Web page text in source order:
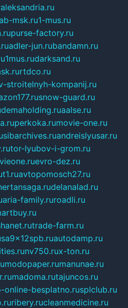
msk.ru1-mus.ru
purse-factory.ru
adler-jun.rubandamn.ru
1mus.rudarksand.ru
rtdco.ru
stroitelnyh-kompanij.ru
snow-guard.ru
demaholding.ruaalse.ru
perkoka.rumovie-one.ru
sibarchives.ruandreislyusar.ru
tor-lyubov-i-grom.ru
evro-dez.ru
avtopomosch27.ru
delanalad.ru
aria-family.ruroadli.ru
trade-farm.ru
autodamp.ru
nv750.rux-ton.ru
modopaper.rumanunae.ru
madoma.rutajuncos.ru
online-besplatno.rusplclub.ru
ribery.rucleanmedicine.ru